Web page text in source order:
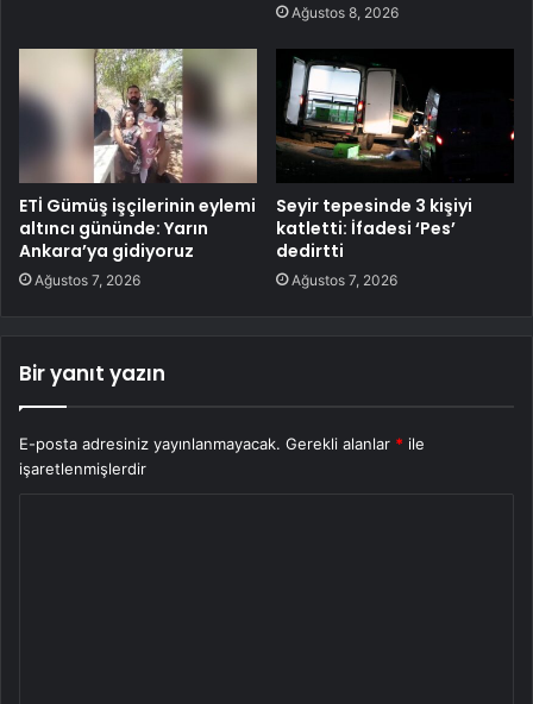
Ağustos 8, 2026
ETİ Gümüş işçilerinin eylemi
altıncı gününde: Yarın
Ankara’ya gidiyoruz
Ağustos 7, 2026
Seyir tepesinde 3 kişiyi
katletti: İfadesi ‘Pes’
dedirtti
Ağustos 7, 2026
Bir yanıt yazın
E-posta adresiniz yayınlanmayacak. Gerekli alanlar * ile
işaretlenmişlerdir